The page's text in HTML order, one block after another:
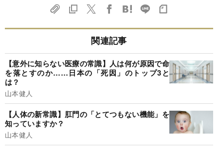
関連記事
【意外に知らない医療の常識】人は何が原因で命
を落とすのか……日本の「死因」のトップ3と
は？
山本健人
【人体の新常識】肛門の「とてつもない機能」を
知っていますか？
山本健人